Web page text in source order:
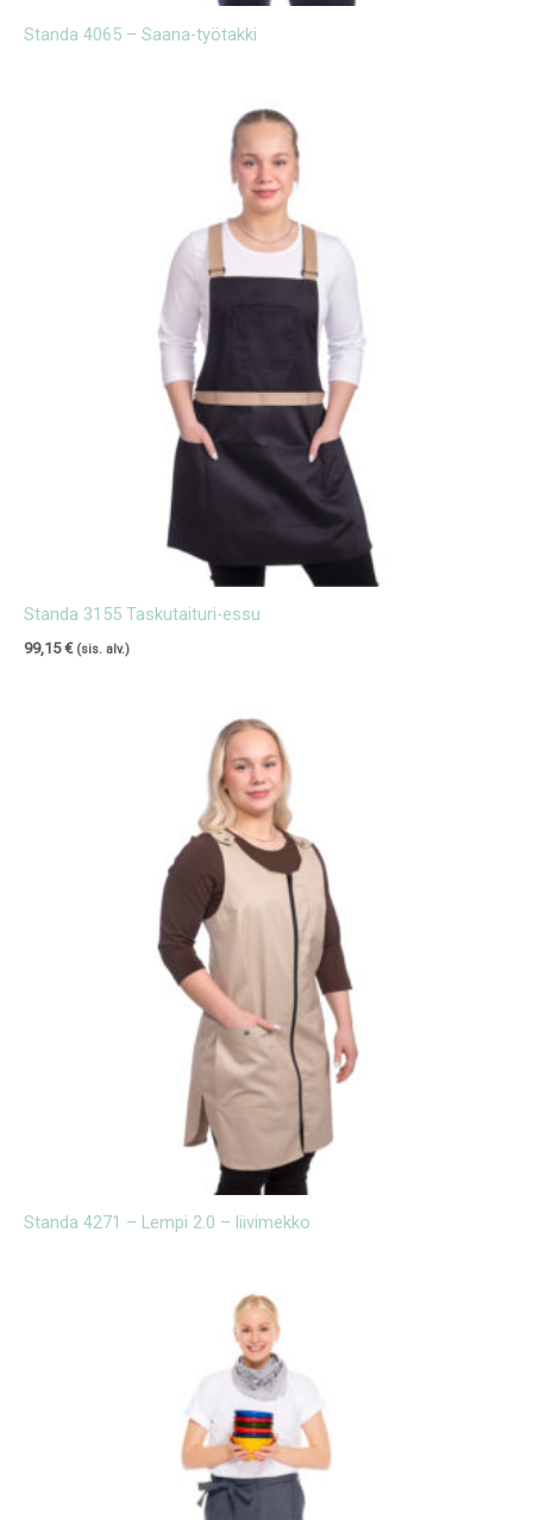
Standa 4065 – Saana-työtakki
Standa 3155 Taskutaituri-essu
99,15€ (sis. alv.)
Standa 4271 – Lempi 2.0 – liivimekko